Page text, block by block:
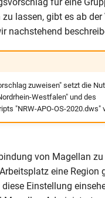
lassen, gibt es ab der
nachstehend
zuweisen" setzt die
Westfalen" und des
"NRW-APO-OS-2020.dws"
von Magellan zu
eine Region
Einstellung